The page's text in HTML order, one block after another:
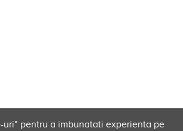
uri" pentru a imbunatati experienta pe